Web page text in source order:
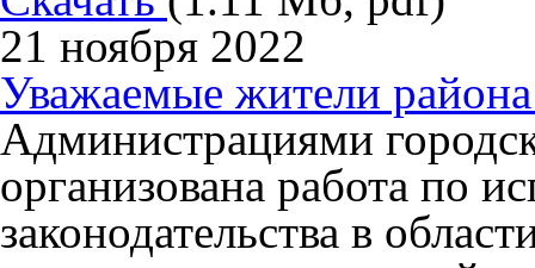
21 ноября 2022
Уважаемые жители
Администрациями
организована работа по
законодательства в